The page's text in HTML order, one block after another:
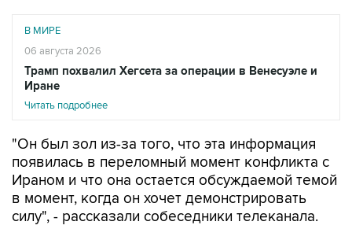
В МИРЕ
06 августа 2026
Трамп похвалил Хегсета за операции в Венесуэле и
Иране
Читать подробнее
"Он был зол из-за того, что эта информация
появилась в переломный момент конфликта с
Ираном и что она остается обсуждаемой темой
в момент, когда он хочет демонстрировать
силу", - рассказали собеседники телеканала.